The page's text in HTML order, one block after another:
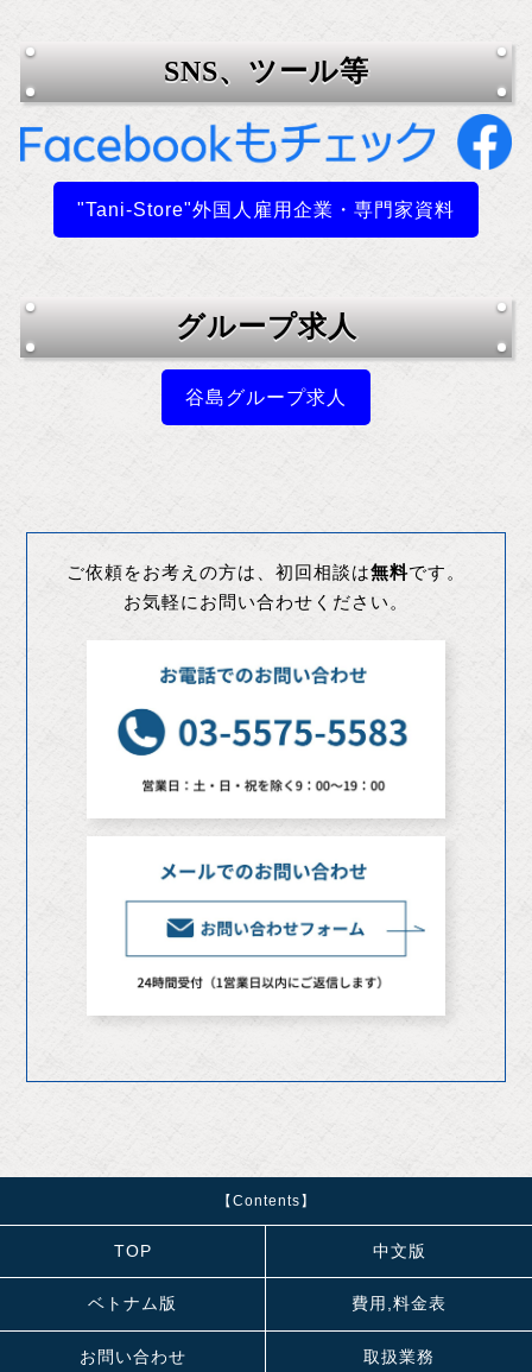
SNS、ツール等
"Tani-Store"外国人雇用企業・専門家資料
グループ求人
谷島グループ求人
ご依頼をお考えの方は、初回相談は無料です。
お気軽にお問い合わせください。
【Contents】
TOP 中文版
ベトナム版 費用,料金表
お問い合わせ 取扱業務